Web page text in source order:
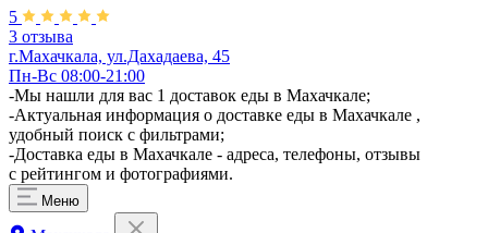
5
3 отзыва
г.Махачкала, ул.Дахадаева, 45
Пн-Вс 08:00-21:00
-Мы нашли для вас 1 доставок еды в Махачкале;
-Актуальная информация о доставке еды в Махачкале ,
удобный поиск с фильтрами;
-Доставка еды в Махачкале - адреса, телефоны, отзывы
с рейтингом и фотографиями.
Меню